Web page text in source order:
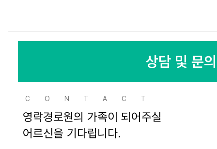
상담 및 문
CONTACT
영락경로원의 가족이 되어주실
어르신을 기다립니다.